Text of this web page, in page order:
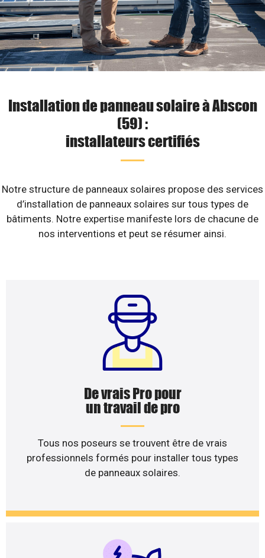
Installation de panneau solaire à Abscon
(59) :
installateurs certifiés
Notre structure de panneaux solaires propose des services
d’installation de panneaux solaires sur tous types de
bâtiments. Notre expertise manifeste lors de chacune de
nos interventions et peut se résumer ainsi.
De vrais Pro pour
un travail de pro
Tous nos poseurs se trouvent être de vrais
professionnels formés pour installer tous types
de panneaux solaires.